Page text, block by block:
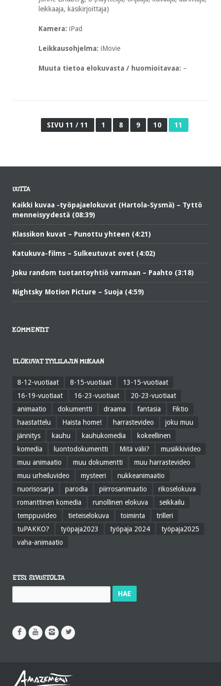
leikkaaja, käsikirjoittaja)
Kamera: iPad
Leikkausohjelma: iMovie
Muuta tietoa elokuvasta / huomioitavaa: –
SIVU 11 / 11 1 8 9 10 11
UUTTA
Kaikki kuvaa -työpajaelokuvat (Hartola-Sysmä) – Tyttö
menneisyydestä (08:39)
Klassikon kuvat – Punottu yhteen (4:21)
Katukuva-films – Sulkeutuvat ovet (4:02)
Joku random tuotantoyhtiö varmaan – Paahto (3:18)
Nightsky Motion Picture – Suoja (4:59)
KOMMENTIT
ELOKUVAT TYYLILAJIN MUKAAN
8-12-vuotiaat 8-15-vuotiaat
13-15-vuotiaat
16-19-vuotiaat
16-23-vuotiaat
20-23-vuotiaat
animaatio
dokumentti draama fantasia
Fiktio
haastattelu
Haista home! harrastevideo
joku muu
jännitys
kauhu kauhukomedia
kokeellinen
komedia
luontodokumentti Mitä välii?
musiikkivideo
muu animaatio
muu dokumentti
muu harrastevideo
muu urheiluvideo
mysteeri
nukkeanimaatio
nuorisosarja
parodia piirrosanimaatio
rikoselokuva
romanttinen komedia
runollinen elokuva
seikkailu
temppuvideo
tieteiselokuva toiminta
trilleri
tuPAKKO?
työpaja2023 työpaja 2024
työpaja2025
vaha-animaatio
ETSI SIVUSTOLTA